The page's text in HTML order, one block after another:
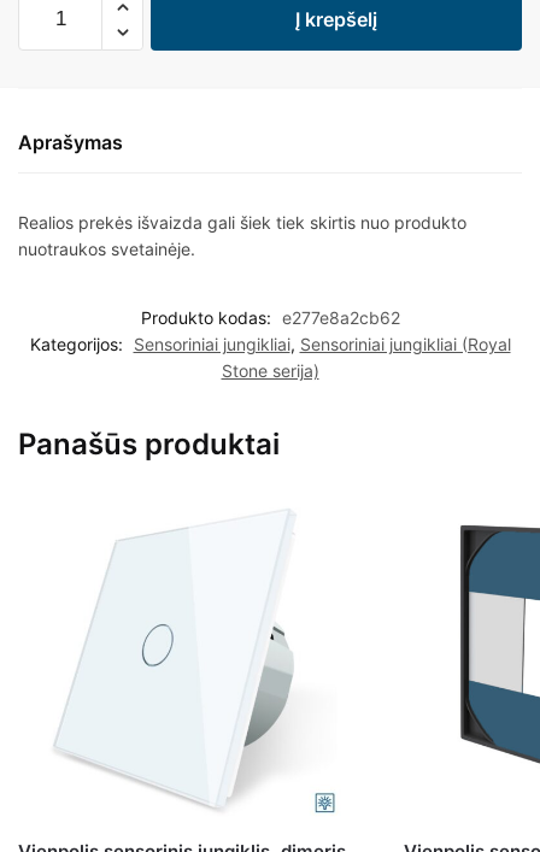
Į krepšelį
Aprašymas
Realios prekės išvaizda gali šiek tiek skirtis nuo produkto
nuotraukos svetainėje.
Produkto kodas: e277e8a2cb62
Kategorijos:
Sensoriniai jungikliai, Sensoriniai jungikliai (Royal
Stone serija)
Panašūs produktai